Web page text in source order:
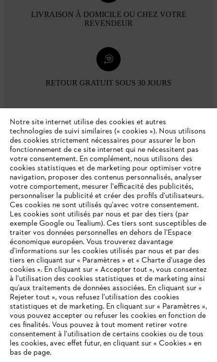
LIVRAISON À DOMICILE OU CHEZ VOTRE
REVENDEUR
RETOUR GRATUIT SOUS 30 JOURS
L'Entreprise
Questions / Réponses
Service
Conditions Générales de Vente
VOTRE NAVIGATEUR INTERNET
N'EST PLUS PRIS EN CHARGE
Vous utilisez un navigateur Internet que nous ne prenons plus
en charge, et certaines fonctionnalités de notre site ne
peuvent fonctionner correctement. Pour une utilisation
Notre site internet utilise des cookies et autres
technologies de suivi similaires (« cookies »). Nous utilisons
des cookies strictement nécessaires pour assurer le bon
fonctionnement de ce site internet qui ne nécessitent pas
votre consentement. En complément, nous utilisons des
cookies statistiques et de marketing pour optimiser votre
navigation, proposer des contenus personnalisés, analyser
votre comportement, mesurer l'efficacité des publicités,
personnaliser la publicité et créer des profils d'utilisateurs.
Ces cookies ne sont utilisés qu'avec votre consentement.
Les cookies sont utilisés par nous et par des tiers (par
exemple Google ou Tealium). Ces tiers sont susceptibles de
traiter vos données personnelles en dehors de l'Espace
économique européen. Vous trouverez davantage
d’informations sur les cookies utilisés par nous et par des
tiers en cliquant sur « Paramètres » et « Charte d’usage des
cookies ». En cliquant sur « Accepter tout », vous consentez
à l'utilisation des cookies statistiques et de marketing ainsi
qu’aux traitements de données associées. En cliquant sur «
Rejeter tout », vous refusez l'utilisation des cookies
statistiques et de marketing. En cliquant sur « Paramètres »,
vous pouvez accepter ou refuser les cookies en fonction de
ces finalités. Vous pouvez à tout moment retirer votre
consentement à l'utilisation de certains cookies ou de tous
les cookies, avec effet futur, en cliquant sur « Cookies » en
bas de page.